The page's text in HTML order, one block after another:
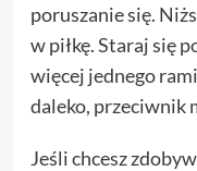
poruszanie się.
w piłkę. Staraj się
więcej jednego
daleko, przeciwnik
Jeśli chcesz